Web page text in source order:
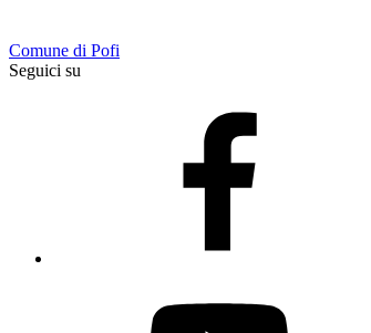
Comune di Pofi
Seguici su